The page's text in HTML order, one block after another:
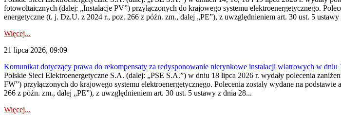
fotowoltaicznych (dalej: „Instalacje PV”) przyłączonych do krajowego systemu elektroenergetycznego.
energetyczne (t. j. Dz.U. z 2024 r., poz. 266 z późn. zm., dalej „PE”), z uwzględnieniem art. 30 ust. 5 ustawy
Więcej...
21 lipca 2026, 09:09
Komunikat dotyczący prawa do rekompensaty za redysponowanie nierynkowe instalacji wiatrowych w dniu
Polskie Sieci Elektroenergetyczne S.A. (dalej: „PSE S.A.”) w dniu 18 lipca 2026 r. wydały polecenia
FW”) przyłączonych do krajowego systemu elektroenergetycznego. Polecenia zostały wydane na
266 z późn. zm., dalej „PE”), z uwzględnieniem art. 30 ust. 5 ustawy z dnia 28...
Więcej...